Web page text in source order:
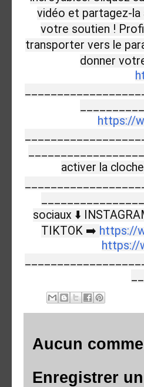
vidéo et partagez-la
votre soutien !
transporter vers le
donner
https://
activer la
sociaux ⬇️
TIKTOK ➡️ https://
https://
Aucun
Enregistrer